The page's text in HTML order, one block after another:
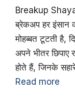
Breakup
ब्रेकअप हर इंसान
मोहब्बत टूटती है,
अपने भीतर छिपाए
होते हैं, जिनके
Read more